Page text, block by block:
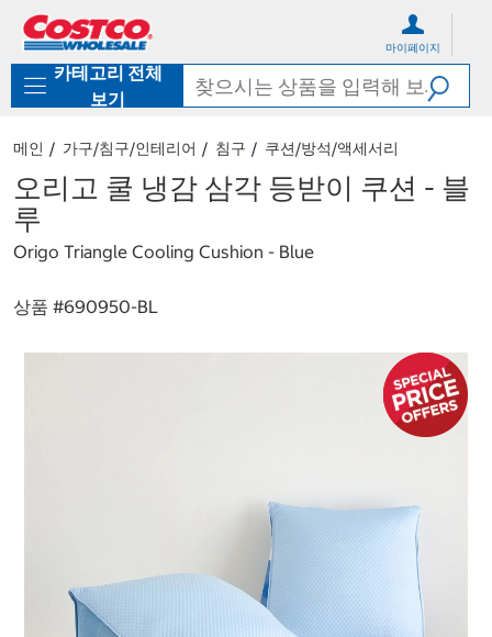
로
기
가
마이페이지
카테고리 전체
보기
메인 가구/침구/인테리어 침구 쿠션/방석/액세서리
오리고 쿨 냉감 삼각 등받이 쿠션 - 블
루
Origo Triangle Cooling Cushion - Blue
상품 #690950-BL